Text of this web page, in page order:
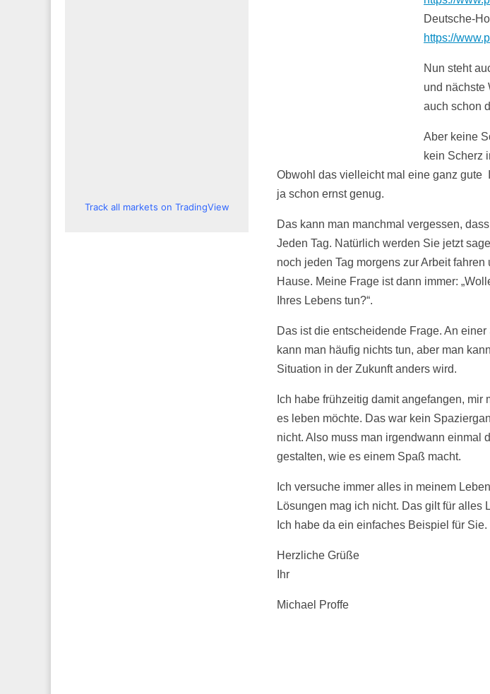
Deutsche-
https://
Nun steht
und nächste
auch schon
Aber keine
kein Scherz
Obwohl das vielleicht mal eine ganz gute
ja schon ernst genug.
Das kann man manchmal vergessen,
Jeden Tag. Natürlich werden Sie jetzt
noch jeden Tag morgens zur Arbeit
Hause. Meine Frage ist dann immer:
Ihres Lebens tun?“.
Das ist die entscheidende Frage. An
kann man häufig nichts tun, aber man
Situation in der Zukunft anders wird.
Ich habe frühzeitig damit angefangen,
es leben möchte. Das war kein
nicht. Also muss man irgendwann einmal
gestalten, wie es einem Spaß macht.
Ich versuche immer alles in meinem
Lösungen mag ich nicht. Das gilt für alles
Ich habe da ein einfaches Beispiel für Sie.
Herzliche Grüße
Ihr
Michael Proffe
Track all markets on TradingView